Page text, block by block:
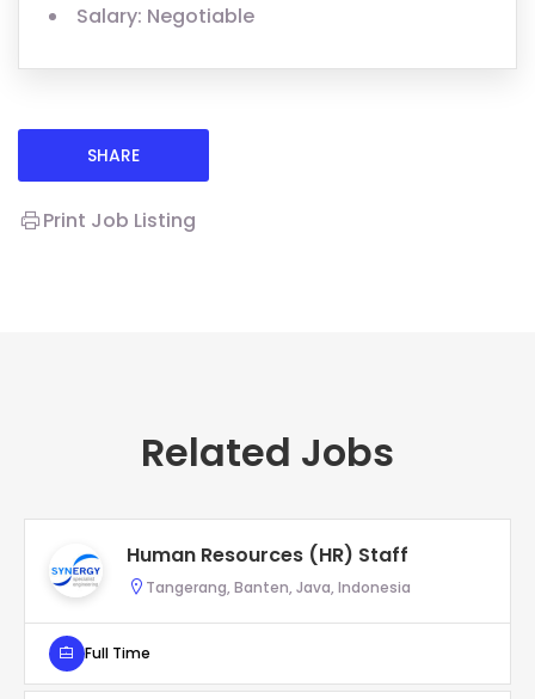
Salary: Negotiable
SHARE
Print Job Listing
Related Jobs
Human Resources (HR) Staff
Tangerang, Banten, Java, Indonesia
Full Time